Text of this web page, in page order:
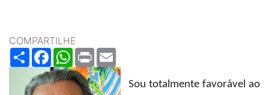
COMPARTILHE
ShareFacebookWhatsApp
Print
Sou totalmente favorável ao